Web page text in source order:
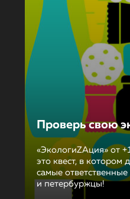
Проверь свою
«ЭкологиZAция» от
это квест, в
самые ответственные
и петербуржцы!